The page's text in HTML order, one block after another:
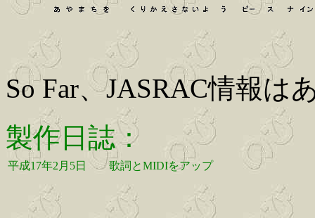
So Far、JASRAC情報は
製作日誌：
平成17年2月5日 歌詞とMIDIをアップ